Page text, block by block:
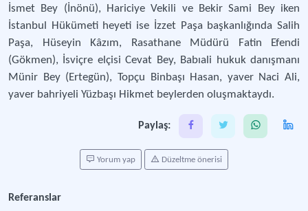
İsmet Bey (İnönü), Hariciye Vekili ve Bekir Sami Bey iken
İstanbul Hükümeti heyeti ise İzzet Paşa başkanlığında Salih
Paşa, Hüseyin Kâzım, Rasathane Müdürü Fatin Efendi
(Gökmen), İsviçre elçisi Cevat Bey, Babıali hukuk danışmanı
Münir Bey (Ertegün), Topçu Binbaşı Hasan, yaver Naci Ali,
yaver bahriyeli Yüzbaşı Hikmet beylerden oluşmaktaydı.
Paylaş:
Yorum yap Düzeltme önerisi
Referanslar